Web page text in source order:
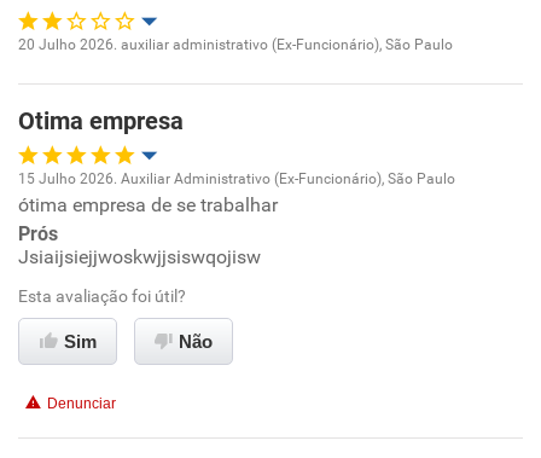
Recomenda esta empresa
Ambiente de trabalho
Benefícios
Não recomenda esta empresa
Não recomenda a diretoria
20 Julho 2026. auxiliar administrativo (Ex-Funcionário), São Paulo
Otima empresa
Oportunidade de promoção
Ambiente de trabalho
Conciliação com a vida familiar
15 Julho 2026. Auxiliar Administrativo (Ex-Funcionário), São Paulo
ótima empresa de se trabalhar
Prós
Jsiaijsiejjwoskwjjsiswqojisw
Esta avaliação foi útil?
Sim Não
Denunciar